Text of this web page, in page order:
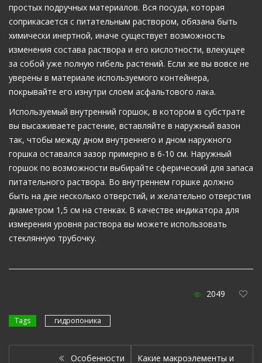
простых подручных материалов. Вся посуда, которая
соприкасается с питательным раствором, обязана быть
химически инертной, иначе существует возможность
изменения состава раствора и его кислотности, влекущее
за собой уже полную гибель растений. Если же вы вовсе не
уверены в материале используемого контейнера,
покрывайте его изнутри слоем асфальтового лака.
Используемый внутренний горшок, в котором в субстрате
вы высаживаете растение, вставляйте в наружный вазон
так, чтобы между дном внутреннего и дном наружного
горшка оставался зазор примерно в 6-10 см. Наружный
горшок по возможности выбирайте сферический для запаса
питательного раствора. Во внутреннем горшке должно
быть на дне несколько отверстий, и желательно отверстия
диаметром 1,5 см на стенках. В качестве индикатора для
измерения уровня раствора вы можете использовать
стеклянную трубочку.
2049
Tags гидропоника
Особенности Какие макроэлементы и